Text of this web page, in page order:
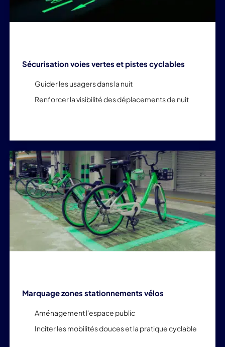
Sécurisation voies vertes et pistes cyclables
Guider les usagers dans la nuit
Renforcer la visibilité des déplacements de nuit
Marquage zones stationnements vélos
Aménagement l'espace public
Inciter les mobilités douces et la pratique cyclable